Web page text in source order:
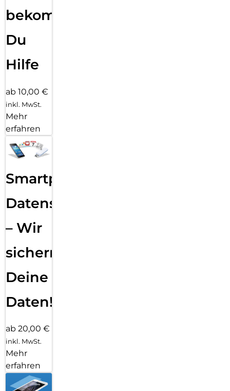
bekommst
Du
Hilfe
ab 10,00 €
inkl. MwSt.
Mehr
erfahren
Smartphone
Datensicherung
– Wir
sichern
Deine
Daten!
ab 20,00 €
inkl. MwSt.
Mehr
erfahren